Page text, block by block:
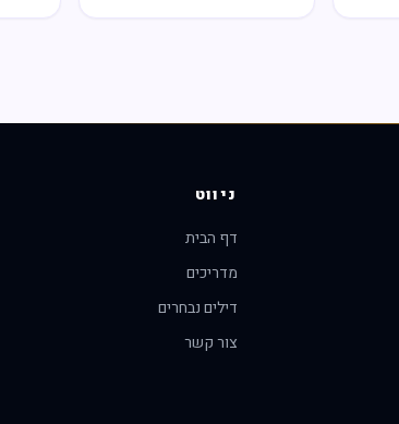
ניווט
דף הבית
מדריכים
דילים נבחרים
צור קשר